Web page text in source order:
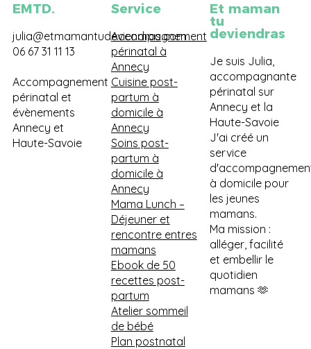
EMTD.
julia@etmamantudeviendras.com
06 67 31 11 13
Accompagnement
périnatal et
évènements
Annecy et
Haute-Savoie
Service
Accompagnement
périnatal à
Annecy
Cuisine post-
partum à
domicile à
Annecy
Soins post-
partum à
domicile à
Annecy
Mama Lunch –
Déjeuner et
rencontre entres
mamans
Ebook de 50
recettes post-
partum
Atelier sommeil
de bébé
Plan postnatal
Et maman
tu
deviendras
Je suis Julia,
accompagnante
périnatal sur
Annecy et la
Haute-Savoie
J'ai créé un
service
à domicile pour
les jeunes
mamans.
Ma mission :
alléger, facilité
et embellir le
quotidien
mamans 🫶